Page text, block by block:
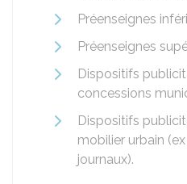
Préenseignes
Préenseignes
Dispositifs
concessions
Dispositifs
mobilier urbain
journaux).